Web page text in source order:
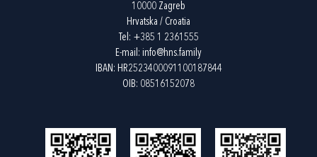
10000 Zagreb
Hrvatska / Croatia
Tel: +385 1 2361555
E-mail: info@hns.family
IBAN: HR2523400091100187844
OIB: 08516152078